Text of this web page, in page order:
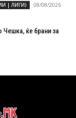
| ЛИГИ) 08/08/2026
Чешка, ќе брани за